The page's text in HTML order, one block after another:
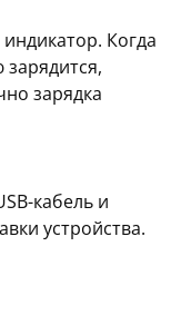
Когда
зарядится,
зарядка
кабель и
устройства.